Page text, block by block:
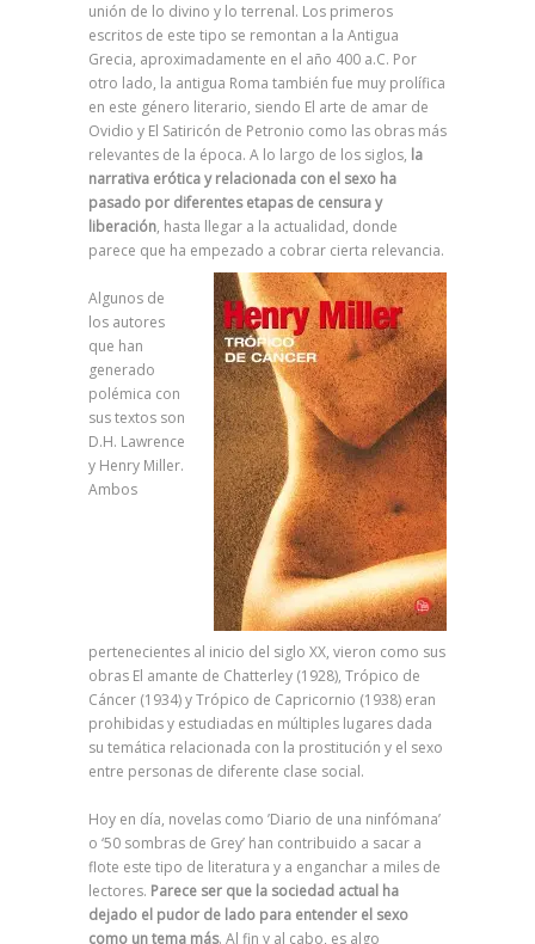
unión de lo divino y lo terrenal. Los primeros
escritos de este tipo se remontan a la Antigua
Grecia, aproximadamente en el año 400 a.C. Por
otro lado, la antigua Roma también fue muy prolífica
en este género literario, siendo El arte de amar de
Ovidio y El Satiricón de Petronio como las obras más
relevantes de la época. A lo largo de los siglos, la
narrativa erótica y relacionada con el sexo ha
pasado por diferentes etapas de censura y
liberación, hasta llegar a la actualidad, donde
parece que ha empezado a cobrar cierta relevancia.
Algunos de
los autores
que han
generado
polémica con
sus textos son
D.H. Lawrence
y Henry Miller.
Ambos
pertenecientes al inicio del siglo XX, vieron como sus
obras El amante de Chatterley (1928), Trópico de
Cáncer (1934) y Trópico de Capricornio (1938) eran
prohibidas y estudiadas en múltiples lugares dada
su temática relacionada con la prostitución y el sexo
entre personas de diferente clase social.
Hoy en día, novelas como ’Diario de una ninfómana’
o ‘50 sombras de Grey’ han contribuido a sacar a
flote este tipo de literatura y a enganchar a miles de
lectores. Parece ser que la sociedad actual ha
dejado el pudor de lado para entender el sexo
como un tema más. Al fin y al cabo, es algo